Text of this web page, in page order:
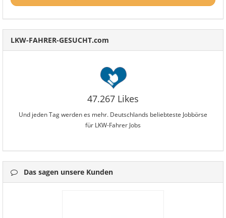
LKW-FAHRER-GESUCHT.com
47.267 Likes
Und jeden Tag werden es mehr. Deutschlands beliebteste Jobbörse
für LKW-Fahrer Jobs
Das sagen unsere Kunden